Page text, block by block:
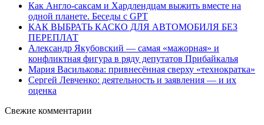
Как Англо-саксам и Хардлендцам выжить вместе на
одной планете. Беседы с GPT
КАК ВЫБРАТЬ КАСКО ДЛЯ АВТОМОБИЛЯ БЕЗ
ПЕРЕПЛАТ
Александр Якубовский — самая «мажорная» и
конфликтная фигура в ряду депутатов Прибайкалья
Мария Василькова: привнесённая сверху «технократка»
Сергей Левченко: деятельность и заявления — и их
оценка
Свежие комментарии